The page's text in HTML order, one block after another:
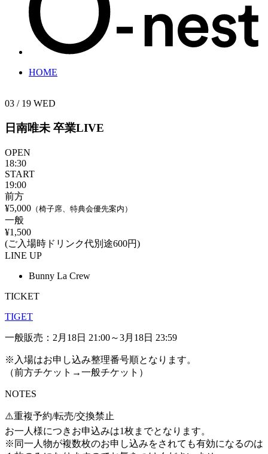
HOME
03 / 19 WED
日南唯未 卒業LIVE
OPEN
18:30
START
19:00
前方
¥5,000 （椅子席、特典会優先案内）
一般
¥1,500
(ご入場時ドリンク代別途600円)
LINE UP
Bunny La Crew
TICKET
TIGET
一般販売：2月18日 21:00～3月18日 23:59
※入場はお申し込み整理番号順となります。
（前方チケット→一般チケット）
NOTES
⚠️重複予約/転売/交換禁止
お一人様につきお申込みは1枚までとなります。
※同一人物が複数枚のお申し込みをされても有効になるのは